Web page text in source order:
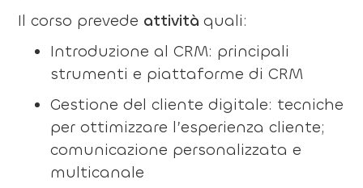
Il corso prevede attività quali:
Introduzione al CRM: principali
strumenti e piattaforme di CRM
Gestione del cliente digitale: tecniche
per ottimizzare l’esperienza cliente;
comunicazione personalizzata e
multicanale